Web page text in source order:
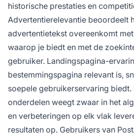
historische prestaties en
Advertentierelevantie beoordeelt
advertentietekst overeenkomt
waarop je biedt en met de
gebruiker. Landingspagina-
bestemmingspagina relevant is,
soepele gebruikerservaring biedt.
onderdelen weegt zwaar in het
en verbeteringen op elk vlak
resultaten op. Gebruikers van